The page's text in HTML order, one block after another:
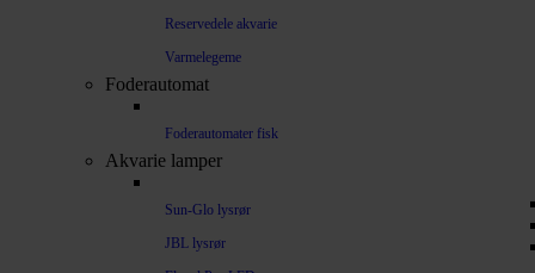
Reservedele akvarie
Varmelegeme
Foderautomat
Foderautomater fisk
Akvarie lamper
Sun-Glo lysrør
JBL lysrør